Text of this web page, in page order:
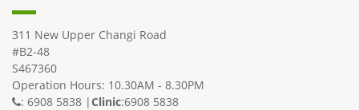
311 New Upper Changi Road
#B2-48
S467360
Operation Hours: 10.30AM - 8.30PM
: 6908 5838 | Clinic:6908 5838